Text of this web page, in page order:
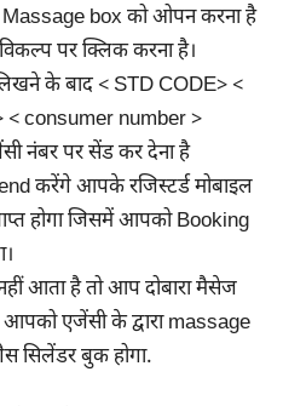
Massage box को ओपन करना है
पर क्लिक करना है।
के बाद < STD CODE> <
consumer number >
नंबर पर सेंड कर देना है
करेंगे आपके रजिस्टर्ड मोबाइल
होगा जिसमें आपको Booking
आता है तो आप दोबारा मैसेज
एजेंसी के द्वारा massage
सिलेंडर बुक होगा.